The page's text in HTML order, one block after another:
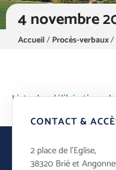
4 novembre
Accueil/Procès-verbaux/
Liste des délibérations
CONTACT &
2 place de l’Eglise,
38320 Brié et